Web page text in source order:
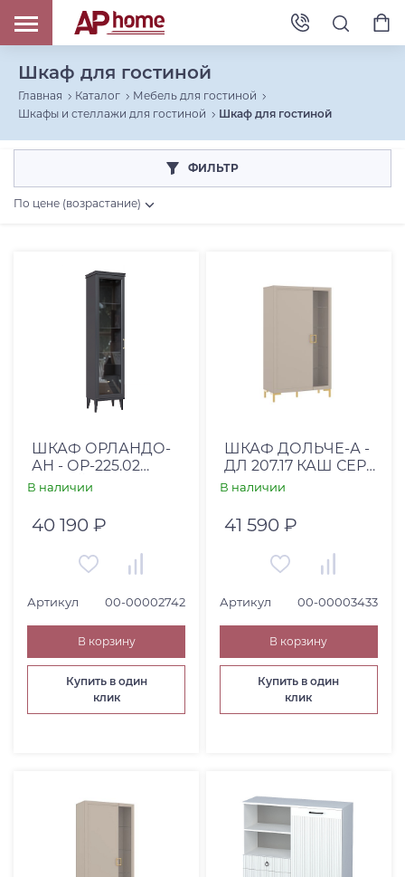
Шкаф для гостиной
Главная Каталог
Мебель для гостиной
Шкафы и стеллажи для гостиной
Шкаф для гостиной
ФИЛЬТР
По цене (возрастание)
Цена, RUB
Россия (7)
Высота, см
ШКАФ ОРЛАНДО-
АН - ОР-225.02
СЕРЫЙ УГОЛЬ
В наличии
40 190 ₽
Артикул 00-00002742
В корзину
Купить в один
клик
ШКАФ ДОЛЬЧЕ-А -
ДЛ 207.17 КАШ СЕР+
ТРЮФ КОРИЧ
В наличии
41 590 ₽
Артикул 00-00003433
В корзину
Купить в один
клик